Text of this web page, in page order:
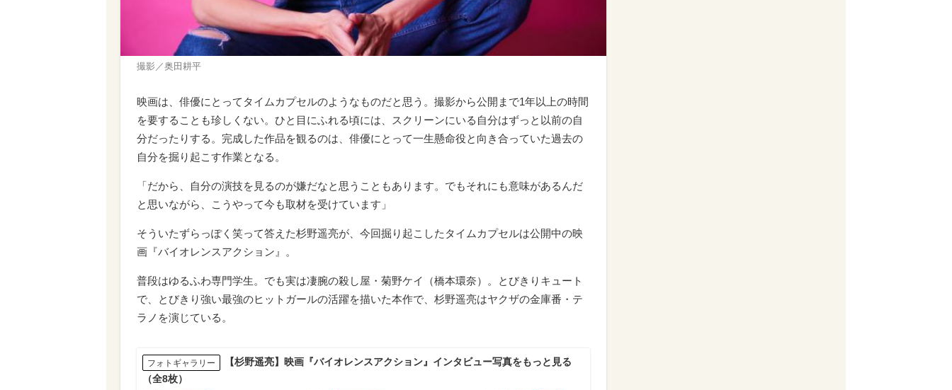
撮影／奥田耕平
映画は、俳優にとってタイムカプセルのようなものだと思う。撮影から公開まで1年以上の時間
を要することも珍しくない。ひと目にふれる頃には、スクリーンにいる自分はずっと以前の自
分だったりする。完成した作品を観るのは、俳優にとって一生懸命役と向き合っていた過去の
自分を掘り起こす作業となる。
「だから、自分の演技を見るのが嫌だなと思うこともあります。でもそれにも意味があるんだ
と思いながら、こうやって今も取材を受けています」
そういたずらっぽく笑って答えた杉野遥亮が、今回掘り起こしたタイムカプセルは公開中の映
画『バイオレンスアクション』。
普段はゆるふわ専門学生。でも実は凄腕の殺し屋・菊野ケイ（橋本環奈）。とびきりキュート
で、とびきり強い最強のヒットガールの活躍を描いた本作で、杉野遥亮はヤクザの金庫番・テ
ラノを演じている。
フォトギャラリー
【杉野遥亮】映画『バイオレンスアクション』インタビュー写真をもっと見る
（全8枚）